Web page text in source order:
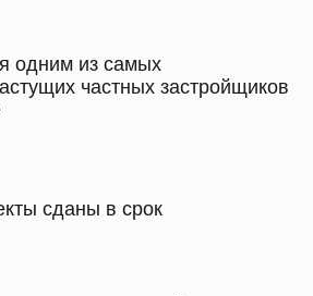
одним из самых
частных застройщиков
сданы в срок